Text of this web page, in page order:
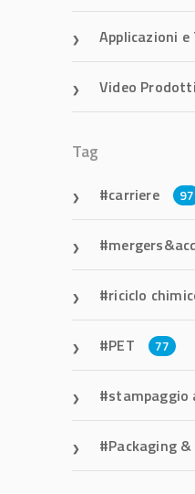
Applicazioni
Video Prodotti
Tag
carriere 97
riciclo
PET 77
stampaggio
Packaging